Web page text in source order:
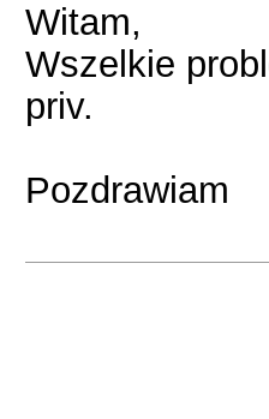
Witam,
Wszelkie
priv.
Pozdrawiam